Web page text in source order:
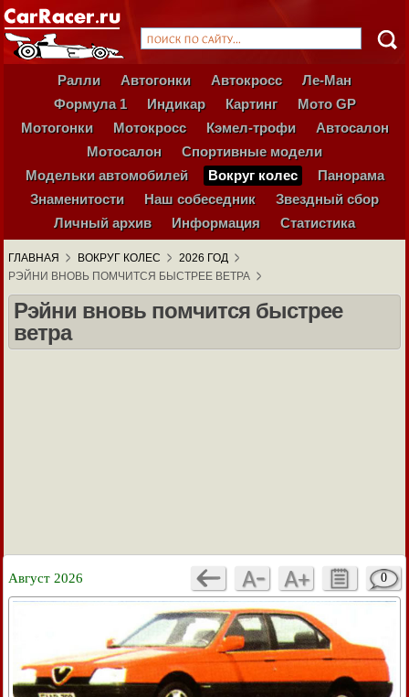
Ралли Автогонки Автокросс
Ле-Ман
Формула 1
Индикар Картинг
Мото GP
Мотогонки
Мотокросс Кэмел-трофи
Автосалон
Мотосалон
Спортивные модели
Модельки автомобилей
Вокруг колес
Панорама
Знаменитости
Наш собеседник
Звездный сбор
Личный архив
Информация Статистика
ГЛАВНАЯ ВОКРУГ КОЛЕС
2026 ГОД
РЭЙНИ ВНОВЬ ПОМЧИТСЯ БЫСТРЕЕ ВЕТРА
Рэйни вновь помчится быстрее
ветра
Август 2026 0